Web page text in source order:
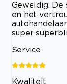
Geweldig. De
en het
super
Service
Kwaliteit